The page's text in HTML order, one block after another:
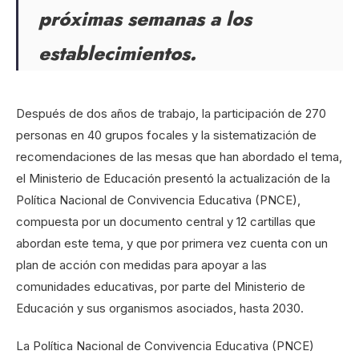
próximas semanas a los
establecimientos.
Después de dos años de trabajo, la participación de 270
personas en 40 grupos focales y la sistematización de
recomendaciones de las mesas que han abordado el tema,
el Ministerio de Educación presentó la actualización de la
Política Nacional de Convivencia Educativa (PNCE),
compuesta por un documento central y 12 cartillas que
abordan este tema, y que por primera vez cuenta con un
plan de acción con medidas para apoyar a las
comunidades educativas, por parte del Ministerio de
Educación y sus organismos asociados, hasta 2030.
La Política Nacional de Convivencia Educativa (PNCE)